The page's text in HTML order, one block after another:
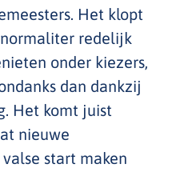
Het klopt
redelijk
onder kiezers,
dan dankzij
Het komt juist
nieuwe
start maken